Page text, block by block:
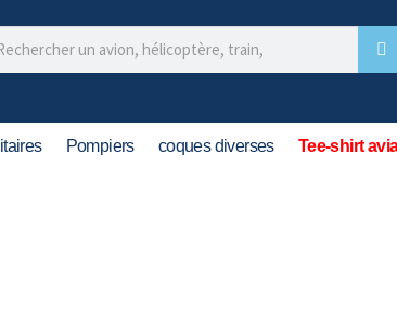
Pompiers coques diverses Tee-shirt